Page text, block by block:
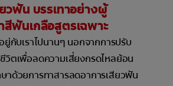
วฟัน บรรเทาอย่างผู้
ฟันเกลือสูตรเฉพาะ
กับเราไปนานๆ นอกจากการปรับ
วิตเพื่อลดความเสี่ยงกรดไหลย้อน
ด้วยการทาสารลดอาการเสียวฟัน